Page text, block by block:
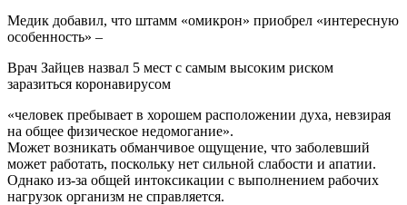
Медик добавил, что штамм «омикрон» приобрел «интересную
особенность» –
Врач Зайцев назвал 5 мест с самым высоким риском
заразиться коронавирусом
«человек пребывает в хорошем расположении духа, невзирая
на общее физическое недомогание».
Может возникать обманчивое ощущение, что заболевший
может работать, поскольку нет сильной слабости и апатии.
Однако из-за общей интоксикации с выполнением рабочих
нагрузок организм не справляется.